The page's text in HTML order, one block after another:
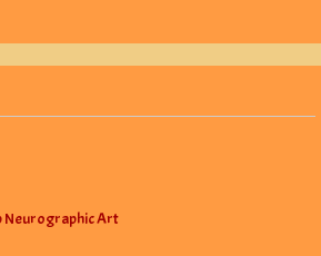
Neurographic Art